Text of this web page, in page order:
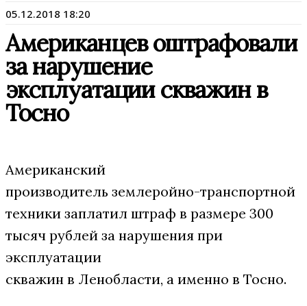
05.12.2018 18:20
Американцев оштрафовали
за нарушение
эксплуатации скважин в
Тосно
Американский
производитель землеройно-транспортной
техники заплатил штраф в размере 300
тысяч рублей за нарушения при
эксплуатации
скважин в Ленобласти, а именно в Тосно.